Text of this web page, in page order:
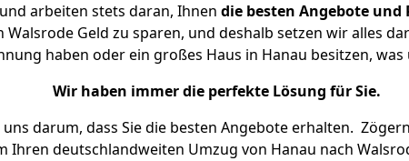
und arbeiten stets daran, Ihnen die besten Angebote und
Geld zu sparen, und deshalb setzen wir alles
haben oder ein großes Haus in Hanau besitzen,
Wir haben immer die perfekte Lösung für Sie.
darum, dass Sie die besten Angebote erhalten.
Ihren deutschlandweiten Umzug von Hanau nach